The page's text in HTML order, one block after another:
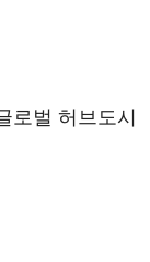
로벌 허브도시